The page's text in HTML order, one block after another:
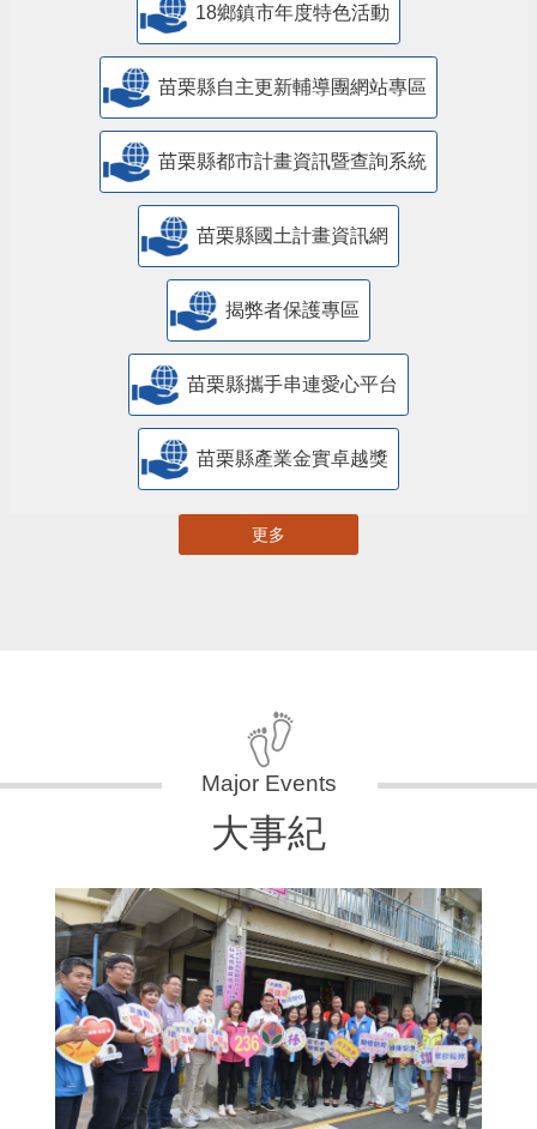
18鄉鎮市年度特色活動
苗栗縣自主更新輔導團網站專區
苗栗縣都市計畫資訊暨查詢系統
苗栗縣國土計畫資訊網
揭弊者保護專區
苗栗縣攜手串連愛心平台
苗栗縣產業金實卓越獎
更多
大事紀